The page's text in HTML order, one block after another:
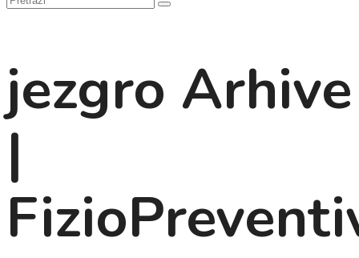
jezgro Arhive
|